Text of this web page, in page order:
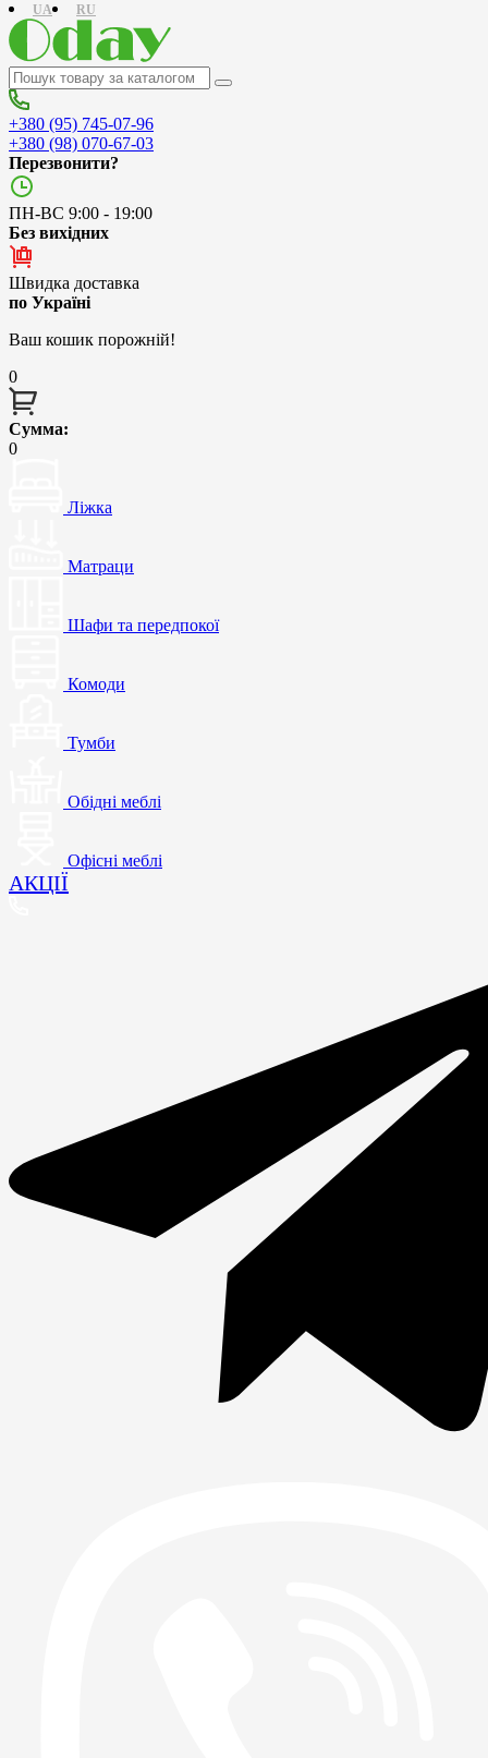
RU
UA
+380 (95) 745-07-96
+380 (98) 070-67-03
Перезвонити?
ПН-ВС 9:00 - 19:00
Без вихідних
Швидка доставка
по Україні
Ваш кошик порожній!
0
Сумма:
0
Ліжка
Матраци
Шафи та передпокої
Комоди
Тумби
Обідні меблі
Офісні меблі
АКЦІЇ